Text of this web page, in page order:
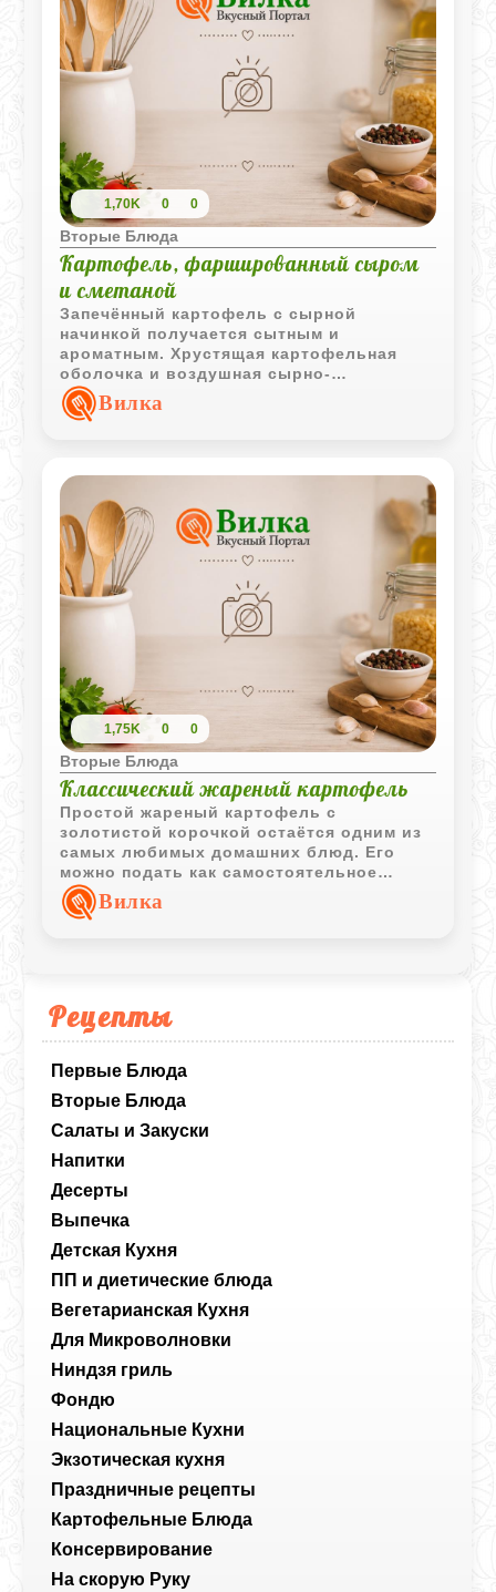
Рецепты
Первые Блюда
Вторые Блюда
Салаты и Закуски
Напитки
Десерты
Выпечка
Детская Кухня
ПП и диетические блюда
Вегетарианская Кухня
Для Микроволновки
Ниндзя гриль
Фондю
Национальные Кухни
Экзотическая кухня
Праздничные рецепты
Картофельные Блюда
Консервирование
На скорую Руку
1,70K 0 0
Вторые Блюда
Картофель, фаршированный сыром
и сметаной
Запечённый картофель с сырной
начинкой получается сытным и
ароматным. Хрустящая картофельная
оболочка и воздушная сырно-
картофельная масса внутри делают это
блюдо отличным вариантом для
Вилка
1,75K 0 0
Вторые Блюда
Классический жареный картофель
Простой жареный картофель с
золотистой корочкой остаётся одним из
самых любимых домашних блюд. Его
можно подать как самостоятельное
угощение или использовать в качестве
универсального гарнира к мясу, рыбе и
Вилка